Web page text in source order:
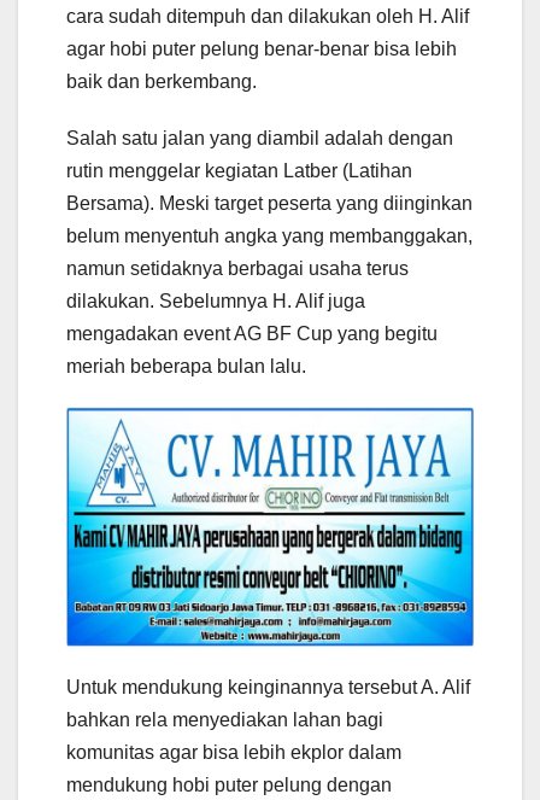
cara sudah ditempuh dan dilakukan oleh H. Alif
agar hobi puter pelung benar-benar bisa lebih
baik dan berkembang.
Salah satu jalan yang diambil adalah dengan
rutin menggelar kegiatan Latber (Latihan
Bersama). Meski target peserta yang diinginkan
belum menyentuh angka yang membanggakan,
namun setidaknya berbagai usaha terus
dilakukan. Sebelumnya H. Alif juga
mengadakan event AG BF Cup yang begitu
meriah beberapa bulan lalu.
Untuk mendukung keinginannya tersebut A. Alif
bahkan rela menyediakan lahan bagi
komunitas agar bisa lebih ekplor dalam
mendukung hobi puter pelung dengan